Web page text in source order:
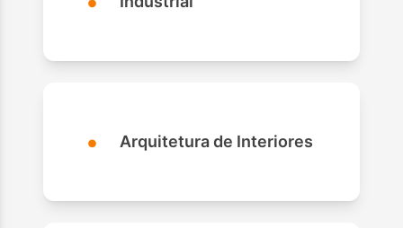
• Arquitetura de Interiores